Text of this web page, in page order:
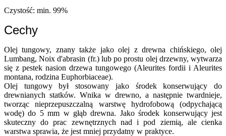
Czystość: min. 99%
Cechy
Olej tungowy, znany także jako olej z drewna chińskiego, olej
Lumbang, Noix d'abrasin (fr.) lub po prostu olej drzewny, wytwarza
się z pestek nasion drzewa tungowego (Aleurites fordii i Aleurites
montana, rodzina Euphorbiaceae).
Olej tungowy był stosowany jako środek konserwujący do
drewnianych statków. Wnika w drewno, a następnie twardnieje,
tworząc nieprzepuszczalną warstwę hydrofobową (odpychającą
wodę) do 5 mm w głąb drewna. Jako środek konserwujący jest
skuteczny do prac zewnętrznych nad i pod ziemią, ale cienka
warstwa sprawia, że ​​jest mniej przydatny w praktyce.